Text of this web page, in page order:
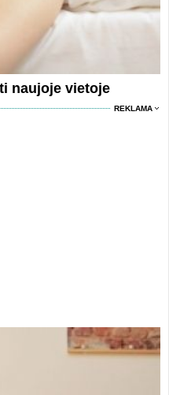
naujoje vietoje
REKLAMA